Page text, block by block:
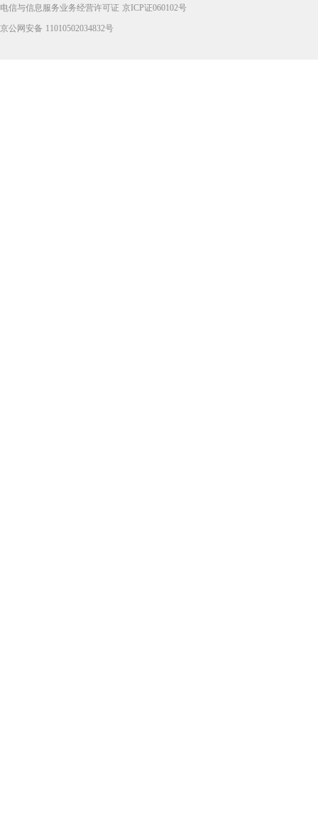
电信与信息服务业务经营许可证 京ICP证060102号
京公网安备 11010502034832号